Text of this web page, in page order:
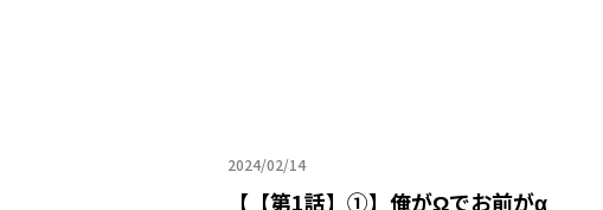
2024/02/14
2024年02月14日
【 【第1話】①】 俺がΩでお前がα